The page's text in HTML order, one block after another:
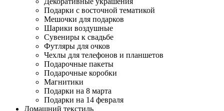
Подарки с восточной тематикой
Мешочки для подарков
Шарики воздушные
Сувениры к свадьбе
Футляры для очков
Чехлы для телефонов и планшетов
Подарочные пакеты
Подарочные коробки
Магнитики
Подарки на 8 марта
Подарки на 14 февраля
Домашний текстиль